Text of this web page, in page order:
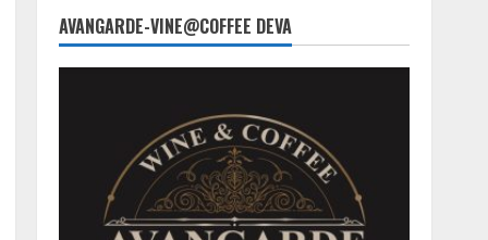
AVANGARDE-VINE@COFFEE DEVA